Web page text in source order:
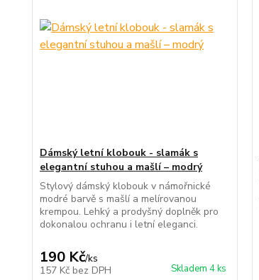
Dámský letní klobouk - slamák s
elegantní stuhou a mašlí – modrý
Stylový dámský klobouk v námořnické
modré barvě s mašlí a melírovanou
krempou. Lehký a prodyšný doplněk pro
dokonalou ochranu i letní eleganci.
190 Kč/ks
157 Kč bez DPH Skladem 4 ks